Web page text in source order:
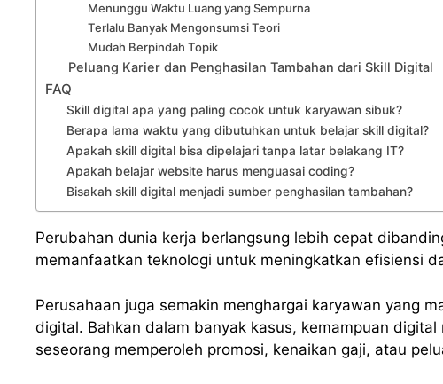
Menunggu Waktu Luang yang Sempurna
Terlalu Banyak Mengonsumsi Teori
Mudah Berpindah Topik
Peluang Karier dan Penghasilan Tambahan dari Skill Digital
FAQ
Skill digital apa yang paling cocok untuk karyawan sibuk?
Berapa lama waktu yang dibutuhkan untuk belajar skill digital?
Apakah skill digital bisa dipelajari tanpa latar belakang IT?
Apakah belajar website harus menguasai coding?
Bisakah skill digital menjadi sumber penghasilan tambahan?
Perubahan dunia kerja berlangsung lebih cepat
memanfaatkan teknologi untuk meningkatkan efisiensi
Perusahaan juga semakin menghargai karyawan yang
digital. Bahkan dalam banyak kasus, kemampuan
seseorang memperoleh promosi, kenaikan gaji, atau